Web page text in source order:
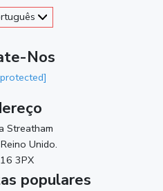
Nos
Streatham
Unido.
3PX
populares